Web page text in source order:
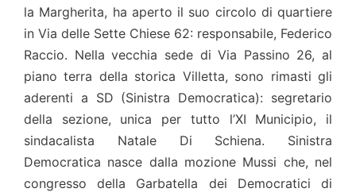
la Margherita, ha aperto il suo circolo di quartiere
in Via delle Sette Chiese 62: responsabile, Federico
Raccio. Nella vecchia sede di Via Passino 26, al
piano terra della storica Villetta, sono rimasti gli
aderenti a SD (Sinistra Democratica): segretario
della sezione, unica per tutto l’XI Municipio, il
sindacalista Natale Di Schiena. Sinistra
Democratica nasce dalla mozione Mussi che, nel
congresso della Garbatella dei Democratici di